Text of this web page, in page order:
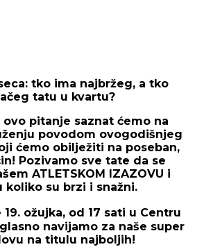
tko ima najbržeg, a tko
tatu u kvartu?
pitanje saznat ćemo na
povodom ovogodišnjeg
ćemo obilježiti na poseban,
Pozivamo sve tate da se
ATLETSKOM IZAZOVU i
koliko su brzi i snažni.
19. ožujka, od 17 sati u Centru
navijamo za naše super
na titulu najboljih!